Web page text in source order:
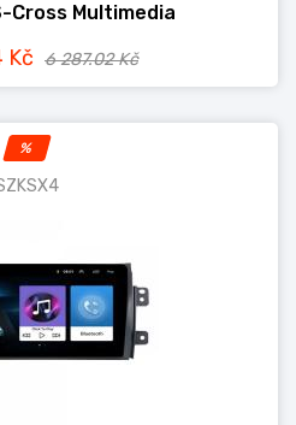
Cross Multimedia
Kč 6 287.02 Kč
%